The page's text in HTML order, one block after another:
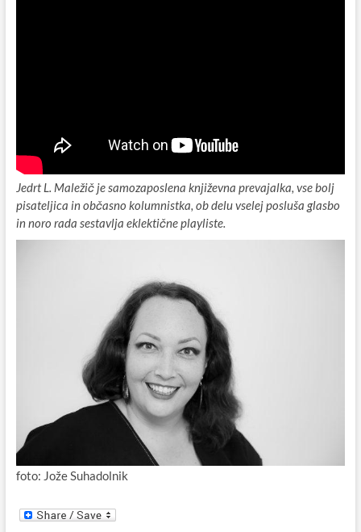
Jedrt L. Maležič je samozaposlena književna prevajalka, vse bolj
pisateljica in občasno kolumnistka, ob delu vselej posluša glasbo
in noro rada sestavlja eklektične playliste.
foto: Jože Suhadolnik